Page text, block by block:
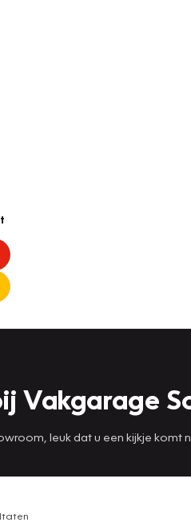
Vakgarage
leuk dat u een kijkje komt